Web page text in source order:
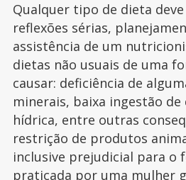
Qualquer tipo de dieta
reflexões sérias,
assistência de um
dietas não usuais de uma
causar: deficiência de
minerais, baixa ingestão
hídrica, entre outras
restrição de produtos
inclusive prejudicial para o
praticada por uma mulher